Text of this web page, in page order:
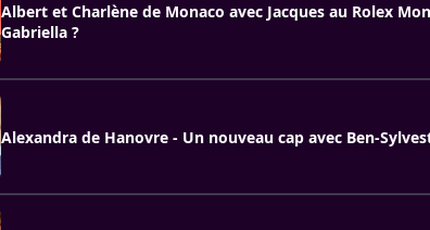
Albert et Charlène de Monaco avec Jacques au Rolex
Gabriella ?
Alexandra de Hanovre - Un nouveau cap avec Ben-